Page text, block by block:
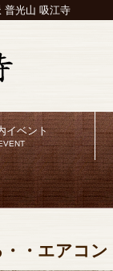
普光山 吸江寺
イベント
・エアコン